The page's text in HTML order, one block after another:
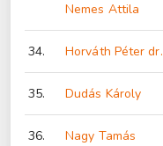
Nemes Attila
34. Horváth Péter dr.
35. Dudás Károly
36. Nagy Tamás